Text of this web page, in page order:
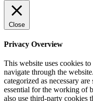
Close
Privacy Overview
This website uses cookies
navigate through the
categorized as necessary
essential for the working of
also use third-party cookies